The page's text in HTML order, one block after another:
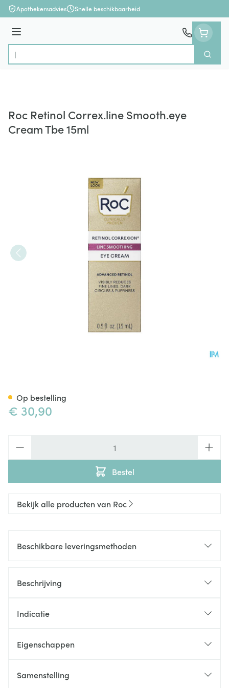
Ga naar de inhoud
Apothekersadvies Snelle beschikbaarheid
Menu
Product, merk, categorie...
Zoek
Roc Retinol Correx.line Smooth.eye
Cream Tbe 15ml
€ 30,90
Bestel
Op bestelling
Bekijk alle producten van Roc
Beschikbare leveringsmethoden
Beschrijving
Indicatie
Eigenschappen
Samenstelling